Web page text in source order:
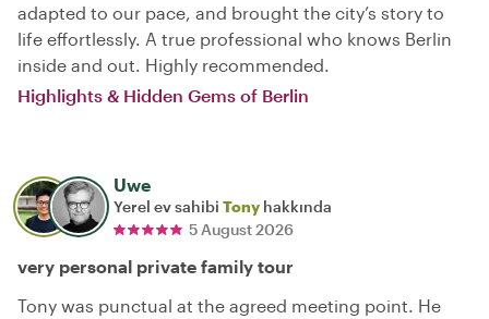
adapted to our pace, and brought the city’s story to
life effortlessly. A true professional who knows Berlin
inside and out. Highly recommended.
Highlights & Hidden Gems of Berlin
Uwe
Yerel ev sahibi Tony hakkında
5 August 2026
very personal private family tour
Tony was punctual at the agreed meeting point. He